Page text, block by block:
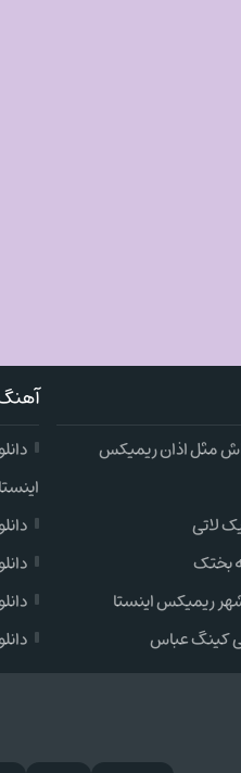
مثل اذان ریمیکس
لاتی
بختک
ریمیکس اینستا
کینگ عباس
اینستا